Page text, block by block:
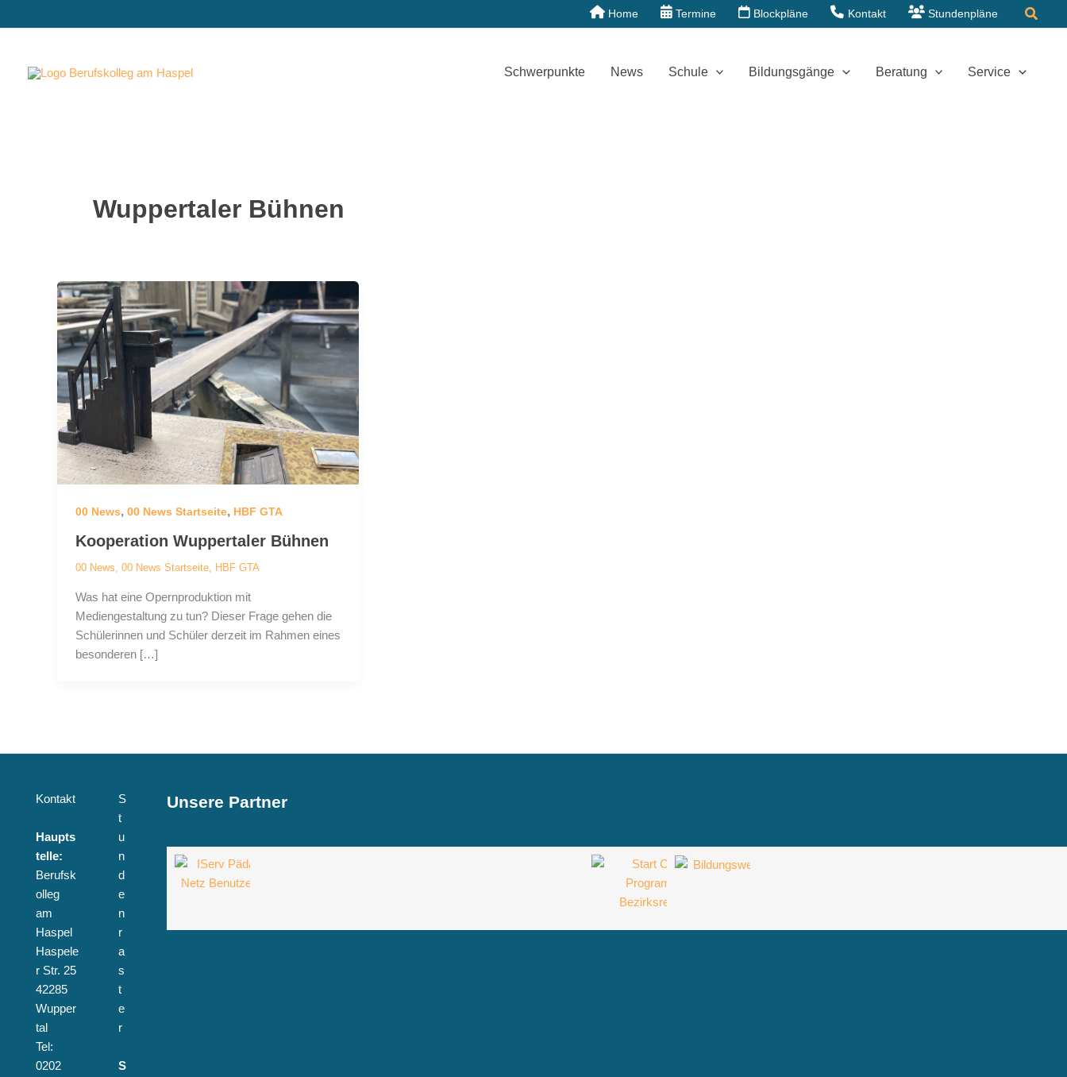
Inhalt
Home Termine Blockpläne Kontakt Stundenpläne
Schwerpunkte News Schule Bildungsgänge Beratung Service
Wuppertaler Bühnen
00 News, 00 News Startseite, HBF GTA
Kooperation Wuppertaler Bühnen
00 News, 00 News Startseite, HBF GTA
Was hat eine Opernproduktion mit
Mediengestaltung zu tun? Dieser Frage gehen die
Schülerinnen und Schüler derzeit im Rahmen eines
besonderen […]
Kontakt
Haupts
telle:
Berufsk
olleg
am
Haspel
Haspele
r Str. 25
42285
Wupper
tal
Tel:
0202
S
t
u
n
d
e
n
r
a
s
t
e
r
S
Unsere Partner